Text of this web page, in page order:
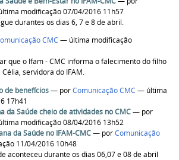
modificação 07/04/2016 11h57
durantes os dias 6, 7 e 8 de abril.
CMC — última modificação
que o Ifam - CMC informa o falecimento do filho
servidora do IFAM.
de benefícios— porComunicação CMC — última
17h41
da Saúde cheio de atividades no CMC— por
modificação 08/04/2016 13h52
da Saúde no IFAM-CMC— porComunicação
11/04/2016 10h48
aconteceu durante os dias 06,07 e 08 de abril